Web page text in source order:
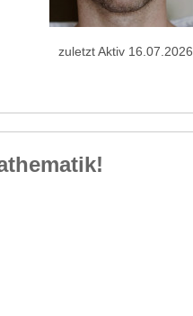
zuletzt Aktiv 16.07.2026